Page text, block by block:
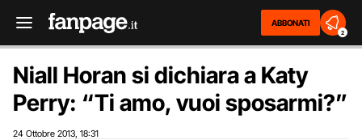
ABBONATI
2
Niall Horan si dichiara a Katy
Perry: “Ti amo, vuoi sposarmi?”
24 Ottobre 2013 18:31